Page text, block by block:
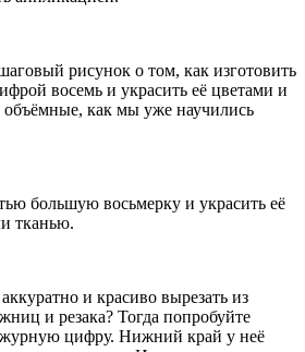
рисунок о том, как изготовить
восемь и украсить её цветами и
как мы уже научились
большую восьмерку и украсить её
тканью.
и красиво вырезать из
и резака? Тогда попробуйте
цифру. Нижний край у неё